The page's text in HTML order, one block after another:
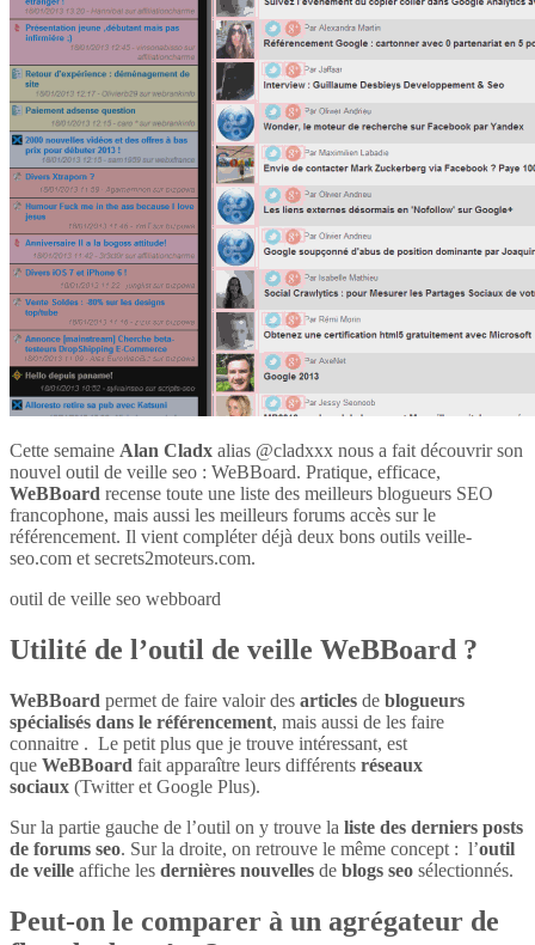
Cette semaine Alan Cladx alias @cladxxx nous a fait découvrir son
nouvel outil de veille seo : WeBBoard. Pratique, efficace,
WeBBoard recense toute une liste des meilleurs blogueurs SEO
francophone, mais aussi les meilleurs forums accès sur le
référencement. Il vient compléter déjà deux bons outils veille-
seo.com et secrets2moteurs.com.
outil de veille seo webboard
Utilité de l’outil de veille WeBBoard ?
WeBBoard permet de faire valoir des articles de blogueurs
spécialisés dans le référencement, mais aussi de les faire
connaitre . Le petit plus que je trouve intéressant, est
que WeBBoard fait apparaître leurs différents réseaux
sociaux (Twitter et Google Plus).
Sur la partie gauche de l’outil on y trouve la liste des derniers posts
de forums seo. Sur la droite, on retrouve le même concept : l’outil
de veille affiche les dernières nouvelles de blogs seo sélectionnés.
Peut-on le comparer à un agrégateur de